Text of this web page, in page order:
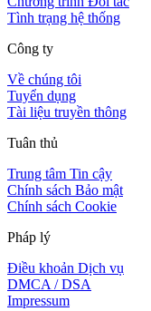
Tình trạng hệ thống
Công ty
Về chúng tôi
Tuyển dụng
Tài liệu truyền thông
Tuân thủ
Trung tâm Tin cậy
Chính sách Bảo mật
Chính sách Cookie
Pháp lý
Điều khoản Dịch vụ
DMCA / DSA
Impressum